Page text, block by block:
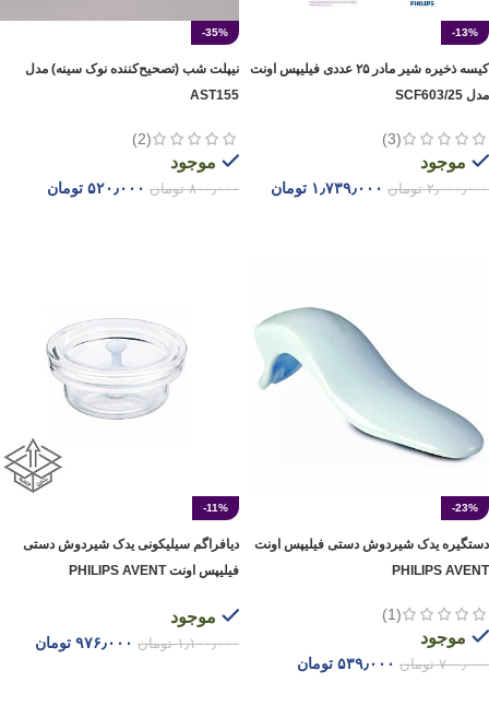
-13%
کیسه ‌ذخیره شیر مادر ۲۵ عددی فیلیپس اونت
مدل SCF603/25
(3)
موجود
۲٫۰۰۰٫۰۰۰ تومان ۱٫۷۳۹٫۰۰۰ تومان
-35%
نیپلت شب (تصحیح‌کننده نوک سینه) مدل
AST155
(2)
موجود
۸۰۰٫۰۰۰ تومان ۵۲۰٫۰۰۰ تومان
-23%
دستگیره یدک شیردوش دستی فیلیپس اونت
PHILIPS AVENT
(1)
موجود
۷۰۰٫۰۰۰ تومان ۵۳۹٫۰۰۰ تومان
-11%
دیافراگم سیلیکونی یدک شیردوش دستی
فیلیپس اونت PHILIPS AVENT
موجود
۱٫۱۰۰٫۰۰۰ تومان ۹۷۶٫۰۰۰ تومان